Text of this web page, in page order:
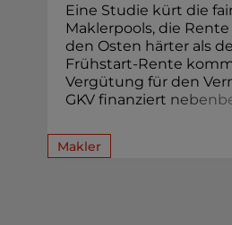
Eine Studie kürt die
Maklerpools, die
den Osten härter als
Frühstart-Rente
Vergütung für den
GKV finanziert nebenb
Makler